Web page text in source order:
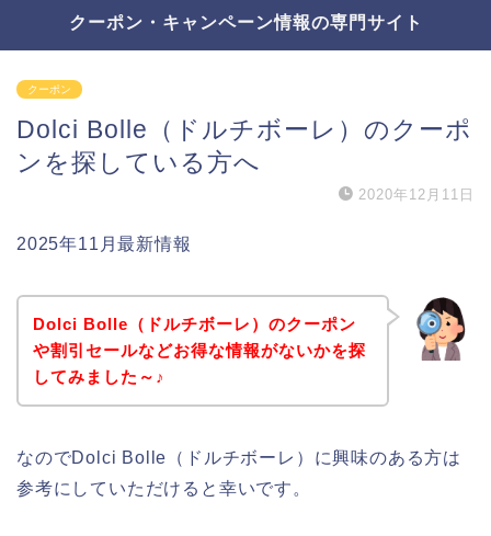
クーポン・キャンペーン情報の専門サイト
クーポン
Dolci Bolle（ドルチボーレ）のクーポ
ンを探している方へ
2020年12月11日
2025年11月最新情報
Dolci Bolle（ドルチボーレ）のクーポン
や割引セールなどお得な情報がないかを探
してみました～♪
なのでDolci Bolle（ドルチボーレ）に興味のある方は
参考にしていただけると幸いです。